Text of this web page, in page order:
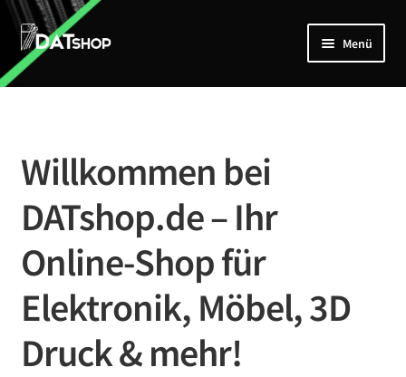
Zur
Navigation
springen
Zum
Inhalt
springen
Menü
Home
Mein Account
Kontakt
Willkommen bei
DATshop.de – Ihr
Online-Shop für
Elektronik, Möbel, 3D
Druck & mehr!